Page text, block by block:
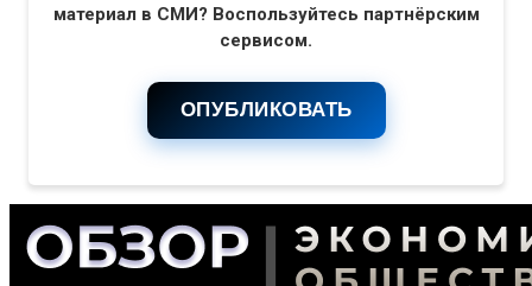
материал в СМИ? Воспользуйтесь партнёрским
сервисом.
ОПУБЛИКОВАТЬ